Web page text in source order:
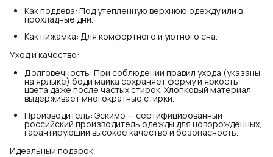
Как поддева: Под утепленную верхнюю одежду или в
прохладные дни.
Как пижамка: Для комфортного и уютного сна.
Уход и качество:
Долговечность: При соблюдении правил ухода (указаны
на ярлыке) боди майка сохраняет форму и яркость
цвета даже после частых стирок. Хлопковый материал
выдерживает многократные стирки.
Производитель: Эскимо — сертифицированный
российский производитель одежды для новорожденных,
гарантирующий высокое качество и безопасность.
Идеальный подарок